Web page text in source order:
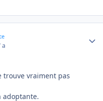
a
trouve vraiment pas
adoptante.